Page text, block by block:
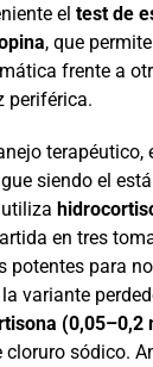
el test de
, que
frente a
periférica.
terapéutico,
siendo el
en tres
potentes para
variante
(0,05–0,2
cloruro sódico.